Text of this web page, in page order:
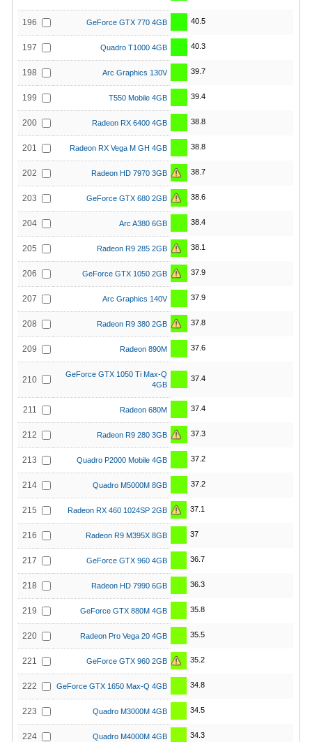
196 GeForce GTX 770 4GB 40.5
197 Quadro T1000 4GB 40.3
198 Arc Graphics 130V 39.7
199 T550 Mobile 4GB 39.4
200 Radeon RX 6400 4GB 38.8
201 Radeon RX Vega M GH 4GB 38.8
202 Radeon HD 7970 3GB 38.7
203 GeForce GTX 680 2GB 38.6
204 Arc A380 6GB 38.4
205 Radeon R9 285 2GB 38.1
206 GeForce GTX 1050 2GB 37.9
207 Arc Graphics 140V 37.9
208 Radeon R9 380 2GB 37.8
209 Radeon 890M 37.6
210
GeForce GTX 1050 Ti Max-Q
4GB
37.4
211 Radeon 680M 37.4
212 Radeon R9 280 3GB 37.3
213 Quadro P2000 Mobile 4GB 37.2
214 Quadro M5000M 8GB 37.2
215 Radeon RX 460 1024SP 2GB 37.1
216 Radeon R9 M395X 8GB 37
217 GeForce GTX 960 4GB 36.7
218 Radeon HD 7990 6GB 36.3
219 GeForce GTX 880M 4GB 35.8
220 Radeon Pro Vega 20 4GB 35.5
221 GeForce GTX 960 2GB 35.2
222 GeForce GTX 1650 Max-Q 4GB 34.8
223 Quadro M3000M 4GB 34.5
224 Quadro M4000M 4GB 34.3